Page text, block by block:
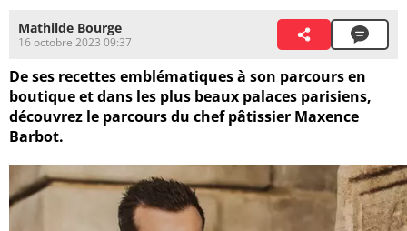
Mathilde Bourge
16 octobre 2023 09:37
De ses recettes emblématiques à son parcours en
boutique et dans les plus beaux palaces parisiens,
découvrez le parcours du chef pâtissier Maxence
Barbot.